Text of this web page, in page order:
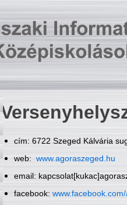
cím: 6722 Szeged Kálvária
web: www.agoraszeged.hu
email:
facebook: